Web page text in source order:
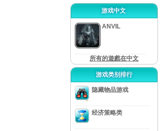
游戏中文
ANVIL
所有的遊戲在中文
游戏类别排行
隐藏物品游戏
经济策略类